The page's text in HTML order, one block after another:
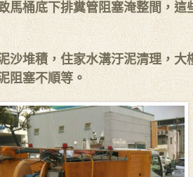
馬桶底下排糞管阻塞淹整間，
沙堆積，住家水溝汙泥清理，大
阻塞不順等。